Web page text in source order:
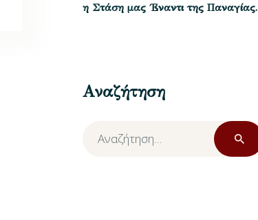
η Στάση μας ΄Εναντι της Παναγίας.
Αναζήτηση
Αναζήτηση
για: